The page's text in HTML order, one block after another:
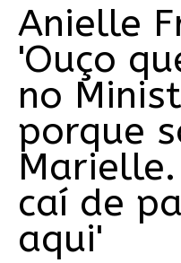
Anielle
'Ouço
no
porque
caí de
aqui'